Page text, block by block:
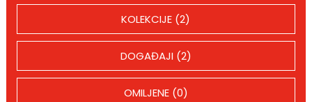
KOLEKCIJE (2)
DOGAĐAJI (2)
OMILJENE (0)